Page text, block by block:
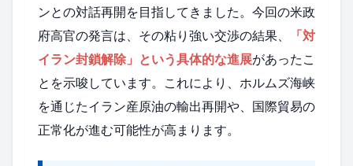
ンとの対話再開を目指してきました。今回の米政
府高官の発言は、その粘り強い交渉の結果、
「対
イラン封鎖解除」という具体的な進展があったこ
とを示唆しています。これにより、ホルムズ海峡
を通じたイラン産原油の輸出再開や、国際貿易の
正常化が進む可能性が高まります。